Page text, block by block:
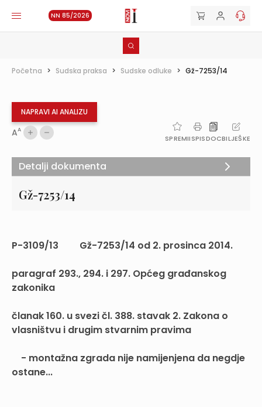
NN 85/2026
Početna > Sudska praksa > Sudske odluke > Gž-7253/14
NAPRAVI AI ANALIZU
AA
SPREMIISPISDOCBILJEŠKE
Gž-7253/14
P-3109/13 Gž-7253/14 od 2. prosinca 2014.
paragraf 293., 294. i 297. Općeg građanskog
zakonika
članak 160. u svezi čl. 388. stavak 2. Zakona o
vlasništvu i drugim stvarnim pravima
- montažna zgrada nije namijenjena da negdje
ostane...
Detalji dokumenta